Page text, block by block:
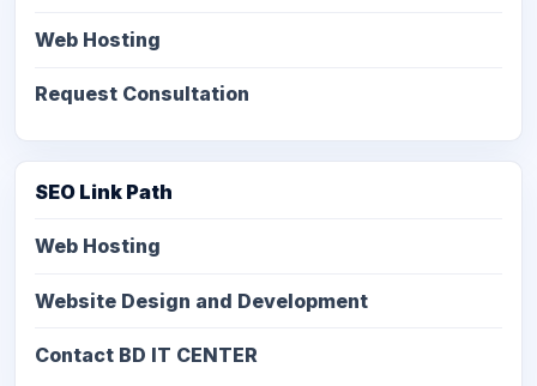
Web Hosting
Request Consultation
SEO Link Path
Web Hosting
Website Design and Development
Contact BD IT CENTER